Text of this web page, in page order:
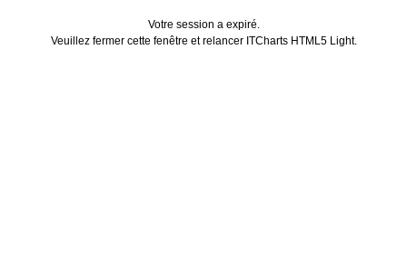
Votre session a expiré.
Veuillez fermer cette fenêtre et relancer ITCharts HTML5 Light.